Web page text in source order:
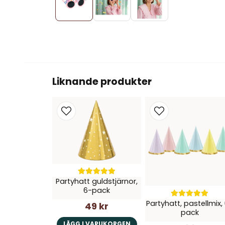
Liknande produkter
Partyhatt guldstjärnor,
6-pack
49 kr
Partyhatt, pastellmix,
pack